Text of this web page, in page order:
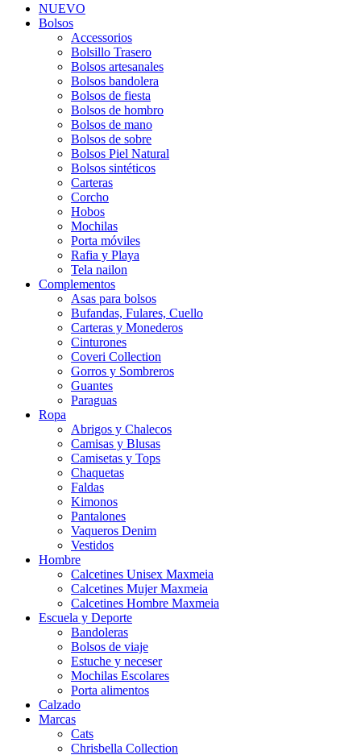
NUEVO
Bolsos
Accessorios
Bolsillo Trasero
Bolsos artesanales
Bolsos bandolera
Bolsos de fiesta
Bolsos de hombro
Bolsos de mano
Bolsos de sobre
Bolsos Piel Natural
Bolsos sintéticos
Carteras
Corcho
Hobos
Mochilas
Porta móviles
Rafia y Playa
Tela nailon
Complementos
Asas para bolsos
Bufandas, Fulares, Cuello
Carteras y Monederos
Cinturones
Coveri Collection
Gorros y Sombreros
Guantes
Paraguas
Ropa
Abrigos y Chalecos
Camisas y Blusas
Camisetas y Tops
Chaquetas
Faldas
Kimonos
Pantalones
Vaqueros Denim
Vestidos
Hombre
Calcetines Unisex Maxmeia
Calcetines Mujer Maxmeia
Calcetines Hombre Maxmeia
Escuela y Deporte
Bandoleras
Bolsos de viaje
Estuche y neceser
Mochilas Escolares
Porta alimentos
Calzado
Marcas
Cats
Chrisbella Collection